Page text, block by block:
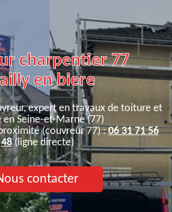
charpentier 77
en biere
expert en travaux de toiture et
en Seine-et-Marne (77)
(couvreur 77) :06 31 71 56
48(ligne directe)
contacter